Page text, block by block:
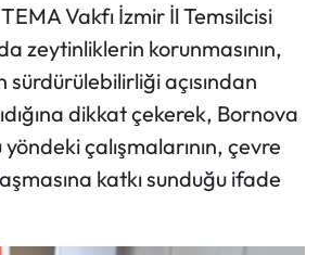
Vakfı İzmir İl Temsilcisi
zeytinliklerin korunmasının,
sürdürülebilirliği açısından
dikkat çekerek, Bornova
çalışmalarının, çevre
katkı sunduğu ifade